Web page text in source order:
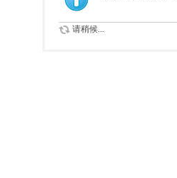
请稍候...